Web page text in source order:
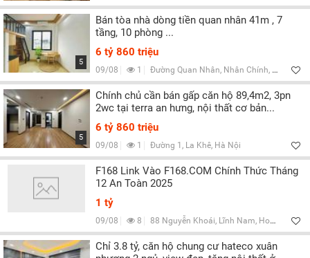
5
Bán tòa nhà dòng tiền quan nhân 41m , 7
tầng, 10 phòng ...
6 tỷ 860 triệu
09/08 1 Đường Quan Nhân, Nhân Chính, Hà Nội
5
Chính chủ cần bán gấp căn hộ 89,4m2, 3pn
2wc tại terra an hưng, nội thất cơ bản...
6 tỷ 860 triệu
09/08 1 Đường 1, La Khê, Hà Nội
F168 Link Vào F168.COM Chính Thức Tháng
12 An Toàn 2025
1 tỷ
09/08 8 88 Nguyễn Khoái, Lĩnh Nam, Hoàng Mai, Hà Nội, Vietnam
Chỉ 3.8 tỷ, căn hộ chung cư hateco xuân